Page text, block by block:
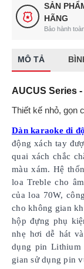
SẢN
HÃNG
Bảo hành
MÔ TẢ
AUCUS Series
Thiết kế nhỏ, gọn
Dàn karaoke di
động xách tay
quai xách chắc
màu xám. Hệ
loa Treble cho
của loa 70W,
cho không gian
hộp đựng phụ
nhẹ hơi dễ hát
dụng pin Lithium
gian sử dụng pin